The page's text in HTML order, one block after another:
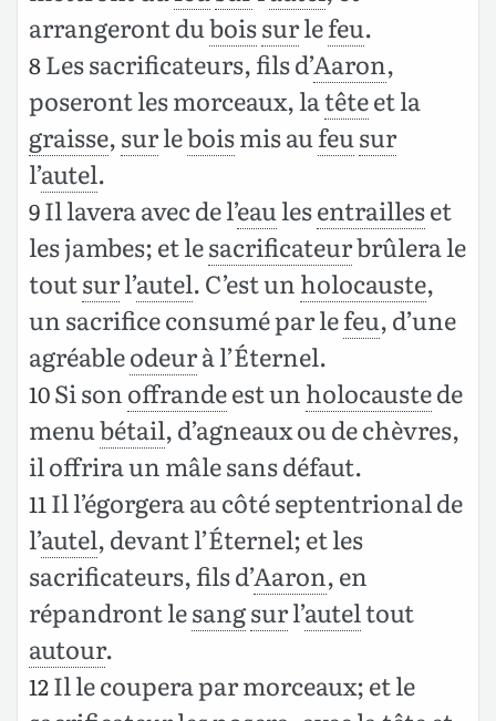
arrangeront duboissurlefeu.
8Les sacrificateurs, fils d’Aaron,
poseront les morceaux, latêteet la
graisse,surleboismis aufeusur
l’autel.
9Il lavera avec de l’eaulesentrailleset
les jambes; et lesacrificateurbrûlera le
toutsurl’autel. C’est un holocauste,
un sacrifice consumé par lefeu, d’une
agréableodeurà l’Éternel.
10Si son offrandeest un holocaustede
menubétail, d’agneaux ou de chèvres,
il offrira un mâle sans défaut.
11 Il l’égorgera au côté septentrional de
l’autel, devant l’Éternel; et les
sacrificateurs, fils d’Aaron, en
répandront lesangsurl’auteltout
autour.
12Il le coupera par morceaux; et le